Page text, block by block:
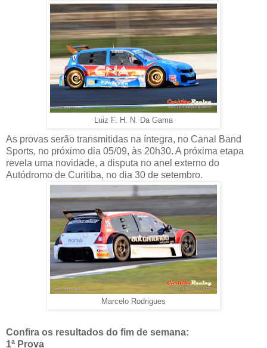
Luiz F. H. N. Da Gama
As provas serão transmitidas na íntegra, no Canal Band
Sports, no próximo dia 05/09, às 20h30. A próxima etapa
revela uma novidade, a disputa no anel externo do
Autódromo de Curitiba, no dia 30 de setembro.
Marcelo Rodrigues
Confira os resultados do fim de semana:
1ª Prova